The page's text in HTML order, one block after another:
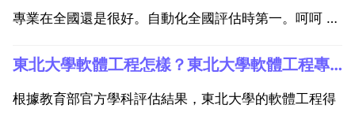
專業在全國還是很好。自動化全國評估時第一。呵呵 其
來後 評價還是不錯的 最近台灣承認內地高校學歷中有
東北大學。北京大學 中國人民大學 清華大學 北...
東北大學軟體工程怎樣？東北大學軟體工程專業考研方向和學校請推
根據教育部官方學科評估結果，東北大學的軟體工程得